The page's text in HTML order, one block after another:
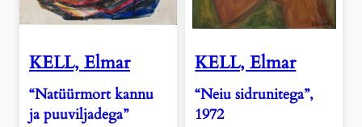
KELL, Elmar
“Natüürmort kannu
ja puuviljadega”
KELL, Elmar
“Neiu sidrunitega”,
1972